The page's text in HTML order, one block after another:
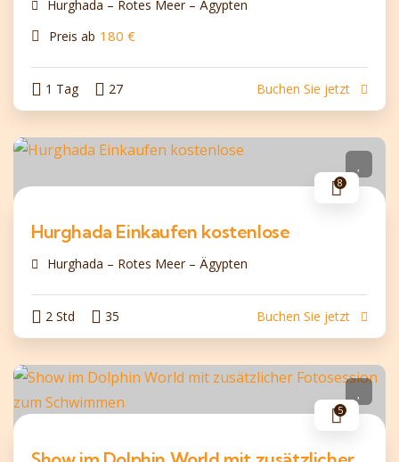
Hurghada – Rotes Meer – Ägypten
Preis ab 180 €
1 Tag 27 Buchen Sie jetzt
8
Hurghada Einkaufen kostenlose
Hurghada – Rotes Meer – Ägypten
2 Std 35 Buchen Sie jetzt
5